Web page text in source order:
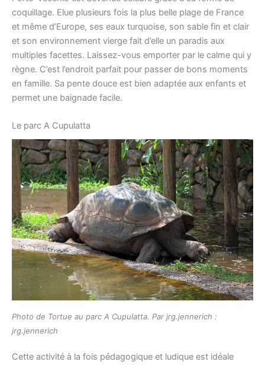
coquillage. Elue plusieurs fois la plus belle plage de France
et même d’Europe, ses eaux turquoise, son sable fin et clair
et son environnement vierge fait d’elle un paradis aux
multiples facettes. Laissez-vous emporter par le calme qui y
règne. C’est l’endroit parfait pour passer de bons moments
en famille. Sa pente douce est bien adaptée aux enfants et
permet une baignade facile.
Le parc A Cupulatta
Photo de Tortue au parc A Cupulatta. Par jrg.jennerich :
jrg.jennerich
Cette activité à la fois pédagogique et ludique est idéale